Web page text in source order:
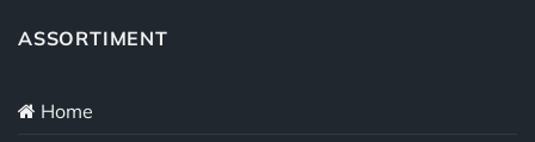
ASSORTIMENT
Home